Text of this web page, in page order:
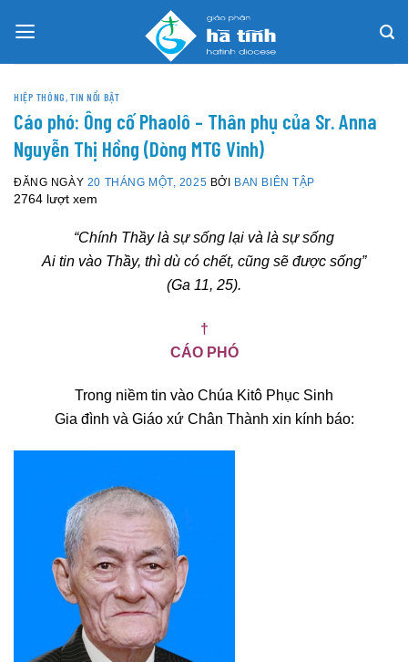
HIỆP THÔNG, TIN NỔI BẬT
Cáo phó: Ông cố Phaolô – Thân phụ của Sr. Anna
Nguyễn Thị Hồng (Dòng MTG Vinh)
ĐĂNG NGÀY 20 THÁNG MỘT, 2025 BỞI BAN BIÊN TẬP
2764 lượt xem
“Chính Thầy là sự sống lại và là sự sống
Ai tin vào Thầy, thì dù có chết, cũng sẽ được sống”
(Ga 11, 25).
†
CÁO PHÓ
Trong niềm tin vào Chúa Kitô Phục Sinh
Gia đình và Giáo xứ Chân Thành xin kính báo: